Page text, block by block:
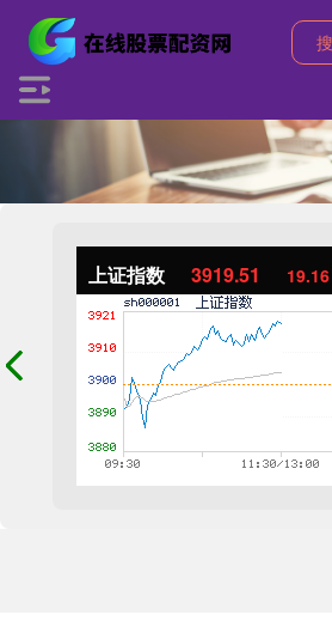
上证指数 3919.51 19.16